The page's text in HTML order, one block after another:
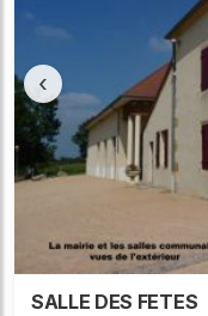
‹
SALLE DES FETES